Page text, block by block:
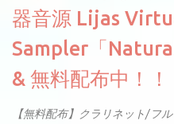
器音源 Lijas
Sampler「
& 無料配布中！！
【無料配布】クラリネット/フ